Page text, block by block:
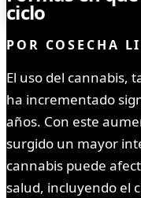
ciclo menstrual
POR COSECHA
El uso del cannabis,
ha incrementado
años. Con este
surgido un mayor
cannabis puede
salud, incluyendo el